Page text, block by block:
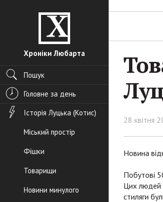
Хроніки Любарта
Пошук
Головне за день
Історія Луцька (Котис)
Міський простір
Фішки
Товарищи
Новини минулого
28 квітня
Новина
Побутові
Цих людей
стиляги